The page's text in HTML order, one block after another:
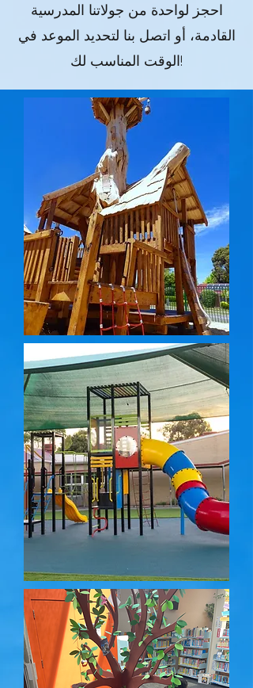
احجز لواحدة من جولاتنا المدرسية
القادمة، أو اتصل بنا لتحديد الموعد في
الوقت المناسب لك!